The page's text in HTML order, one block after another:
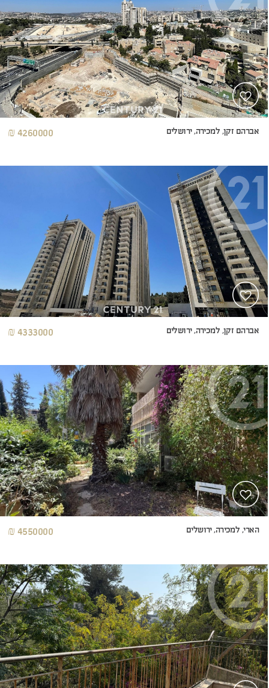
אברהם זקן, למכירה, ירושלים 4260000 ₪
אברהם זקן, למכירה, ירושלים 4333000 ₪
הארי, למכירה, ירושלים 4550000 ₪